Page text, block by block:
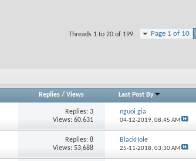
Page 1 of 10
Threads 1 to 20 of 199
Replies/ Views Last Post By
Replies: 3
Views: 60,631
nguoi gia
04-12-2019, 08:45 AM
Replies: 8
Views: 53,688
BlackHole
25-11-2018, 03:30 AM